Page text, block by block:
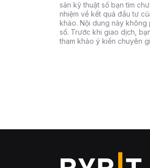
sản kỹ thuật số bạn tìm
nhiệm về kết quả đầu tư
khảo. Nội dung này không
số. Trước khi giao dịch,
tham khảo ý kiến chuyên